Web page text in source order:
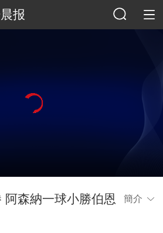
报
阿森納一球小勝伯恩
簡介